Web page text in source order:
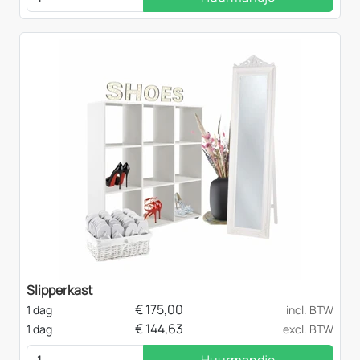
Slipperkast
1 dag €175,00
incl. BTW
1 dag
€144,63 excl. BTW